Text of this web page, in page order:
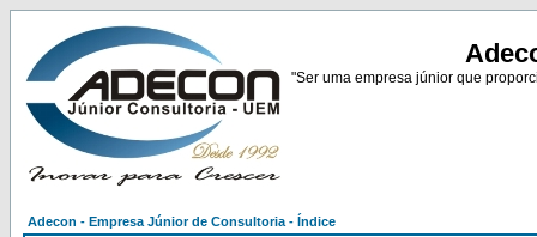
"Ser uma empresa júnior que
Adecon - Empresa Júnior de Consultoria - Índice